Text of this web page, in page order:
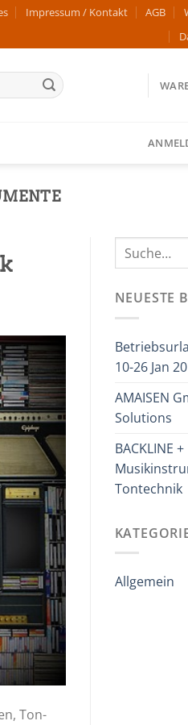
Impressum / Kontakt AGB
Ton-
NEUESTE
10-26 Jan
AMAISEN
Solutions
BACKLINE +
Tontechnik
Allgemein